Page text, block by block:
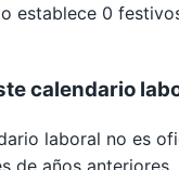
establece 0
calendario
laboral no es
de años